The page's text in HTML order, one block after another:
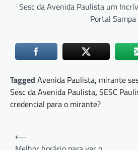
Sesc da Avenida Paulista um
Portal Sampa
Tagged Avenida Paulista, mirante
Sesc da Avenida Paulista,SESC
credencial para o mirante?
Navegação
⟵